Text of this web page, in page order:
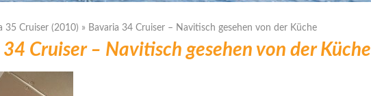
35 Cruiser (2010) » Bavaria 34 Cruiser – Navitisch gesehen von der Küche
Cruiser – Navitisch gesehen von der Küche